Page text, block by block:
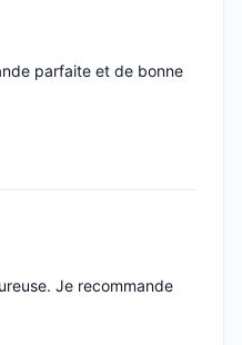
parfaite et de bonne
Je recommande